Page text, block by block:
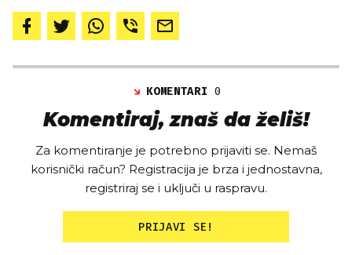
KOMENTARI0
Komentiraj, znaš da želiš!
Za komentiranje je potrebno prijaviti se. Nemaš
korisnički račun? Registracija je brza i jednostavna,
registriraj se i uključi u raspravu.
PRIJAVI SE!